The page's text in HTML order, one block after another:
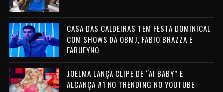
CASA DAS CALDEIRAS TEM FESTA DOMINICAL
COM SHOWS DA OBMJ, FABIO BRAZZA E
FARUFYNO
JOELMA LANÇA CLIPE DE “AI BABY” E
ALCANÇA #1 NO TRENDING NO YOUTUBE